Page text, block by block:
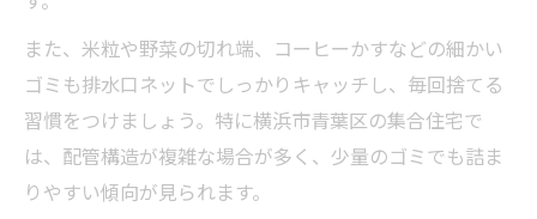
また、米粒や野菜の切れ端、コーヒーかすなどの細かい
ゴミも排水口ネットでしっかりキャッチし、毎回捨てる
習慣をつけましょう。特に横浜市青葉区の集合住宅で
は、配管構造が複雑な場合が多く、少量のゴミでも詰ま
りやすい傾向が見られます。